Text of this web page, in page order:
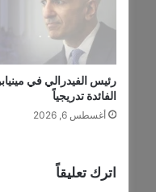
م
و
ن
ل
ل
س
رئيس الفيدرالي في
الفائدة تدريجياً
أغسطس 6, 2026
اترك تعليقاً